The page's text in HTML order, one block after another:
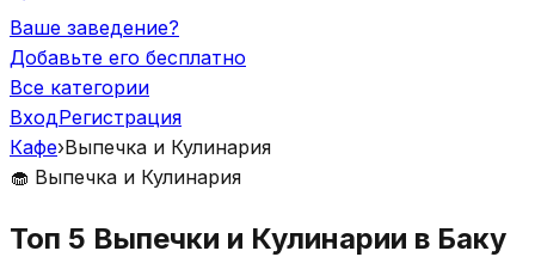
Ваше заведение?
Добавьте его бесплатно
Все категории
ВходРегистрация
Кафе›Выпечка и Кулинария
🧁 Выпечка и Кулинария
Топ 5 Выпечки и Кулинарии в Баку